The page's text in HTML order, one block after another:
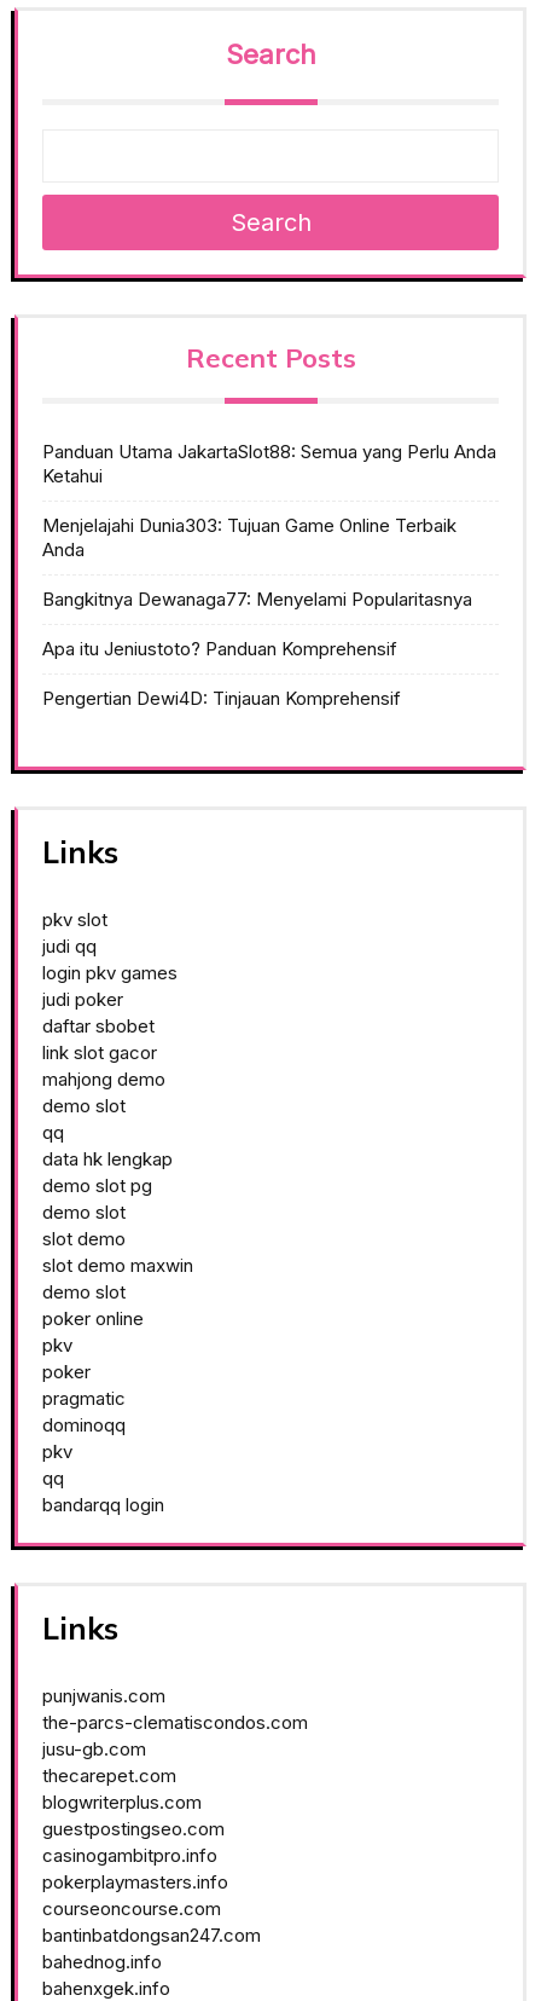
Search
Search
Recent Posts
Panduan Utama JakartaSlot88: Semua yang Perlu Anda
Ketahui
Menjelajahi Dunia303: Tujuan Game Online Terbaik
Anda
Bangkitnya Dewanaga77: Menyelami Popularitasnya
Apa itu Jeniustoto? Panduan Komprehensif
Pengertian Dewi4D: Tinjauan Komprehensif
Links
pkv slot
judi qq
login pkv games
judi poker
daftar sbobet
link slot gacor
mahjong demo
demo slot
qq
data hk lengkap
demo slot pg
demo slot
slot demo
slot demo maxwin
demo slot
poker online
pkv
poker
pragmatic
dominoqq
pkv
qq
bandarqq login
Links
punjwanis.com
the-parcs-clematiscondos.com
jusu-gb.com
thecarepet.com
blogwriterplus.com
guestpostingseo.com
casinogambitpro.info
pokerplaymasters.info
courseoncourse.com
bantinbatdongsan247.com
bahednog.info
bahenxgek.info